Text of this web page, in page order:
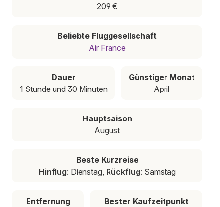
209 €
Beliebte Fluggesellschaft
Air France
Dauer
1 Stunde und 30 Minuten
Günstiger Monat
April
Hauptsaison
August
Beste Kurzreise
Hinflug: Dienstag, Rückflug: Samstag
Entfernung
Bester Kaufzeitpunkt